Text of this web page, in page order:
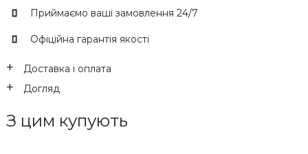
Приймаємо ваші замовлення 24/7
Офіційна гарантія якості
Доставка і оплата
Догляд
З цим купують